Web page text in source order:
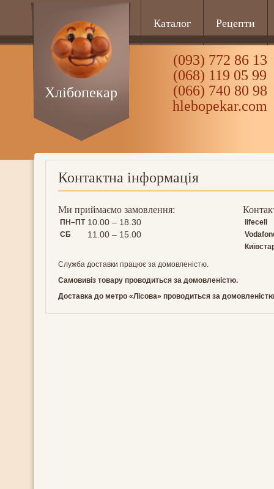
Каталог Рецепти
(093) 772 86 13
(068) 119 05 99
(066) 740 80 98
hlebopekar.com
Хлібопекар
Контактна інформація
Ми приймаємо замовлення:
ПН–ПТ 10.00 – 18.30
СБ 11.00 – 15.00
lifecell
Служба доставки працює за домовленістю.
Самовивіз товару проводиться за домовленістю.
Доставка до метро «Лісова» проводиться за